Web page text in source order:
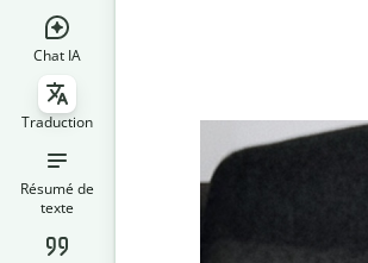
Chat IA
Traduction
Résumé de
texte